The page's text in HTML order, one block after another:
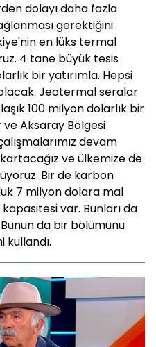
dolayı daha fazla
gerektiğini
en lüks termal
4 tane büyük tesis
bir yatırımla. Hepsi
Jeotermal seralar
100 milyon dolarlık bir
ve Aksaray Bölgesi
devam
ve ülkemize de
Bir de karbon
7 milyon dolara mal
var. Bunları da
da bir bölümünü
kullandı.